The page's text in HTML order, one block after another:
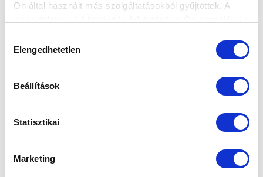
Ön által használt más szolgáltatásokból gyűjtöttek. A
kiválasztása
Elengedhetetlen
Beállítások
Statisztikai
Marketing